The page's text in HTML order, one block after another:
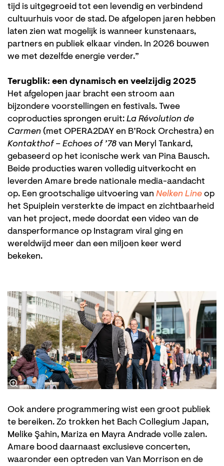
tijd is uitgegroeid tot een levendig en verbindend
cultuurhuis voor de stad. De afgelopen jaren hebben
laten zien wat mogelijk is wanneer kunstenaars,
partners en publiek elkaar vinden. In 2026 bouwen
we met dezelfde energie verder.”
Terugblik: een dynamisch en veelzijdig 2025
Het afgelopen jaar bracht een stroom aan
bijzondere voorstellingen en festivals. Twee
coproducties sprongen eruit: La Révolution de
Carmen (met OPERA2DAY en B’Rock Orchestra) en
Kontakthof – Echoes of ’78 van Meryl Tankard,
gebaseerd op het iconische werk van Pina Bausch.
Beide producties waren volledig uitverkocht en
leverden Amare brede nationale media-aandacht
op. Een grootschalige uitvoering van Nelken Line op
het Spuiplein versterkte de impact en zichtbaarheid
van het project, mede doordat een video van de
dansperformance op Instagram viral ging en
wereldwijd meer dan een miljoen keer werd
bekeken.
Ook andere programmering wist een groot publiek
te bereiken. Zo trokken het Bach Collegium Japan,
Melike Şahin, Mariza en Mayra Andrade volle zalen.
Amare bood daarnaast exclusieve concerten,
waaronder een optreden van Van Morrison en de